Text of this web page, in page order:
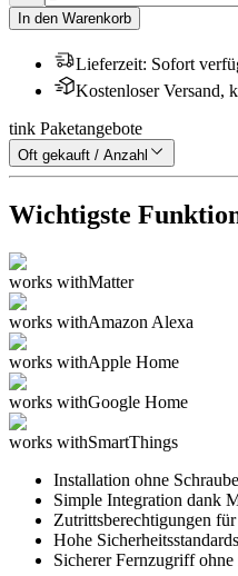
In den Warenkorb
Lieferzeit: Sofort
Kostenloser Versand,
tink Paketangebote
Oft gekauft / Anzahl
Wichtigste
works withMatter
works withAmazon Alexa
works withApple Home
works withGoogle Home
works withSmartThings
Installation ohne
Simple Integration dank
Zutrittsberechtigungen
Hohe
Sicherer Fernzugriff